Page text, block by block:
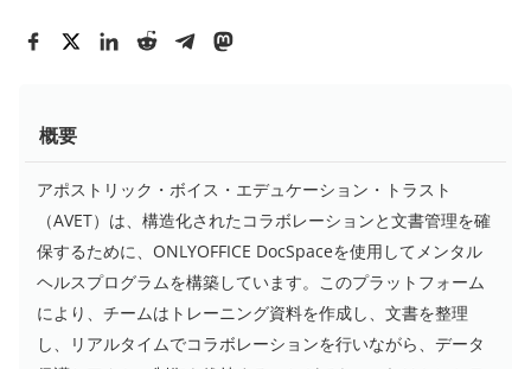
概要
アポストリック・ボイス・エデュケーション・トラスト
（AVET）は、構造化されたコラボレーションと文書管理を確
保するために、ONLYOFFICE DocSpaceを使用してメンタル
ヘルスプログラムを構築しています。このプラットフォーム
により、チームはトレーニング資料を作成し、文書を整理
し、リアルタイムでコラボレーションを行いながら、データ